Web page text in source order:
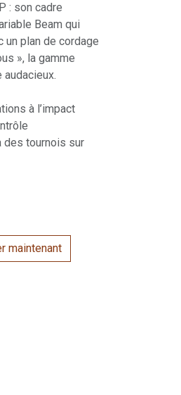
: son cadre
Beam qui
plan de cordage
», la gamme
à l’impact
des tournois sur
maintenant